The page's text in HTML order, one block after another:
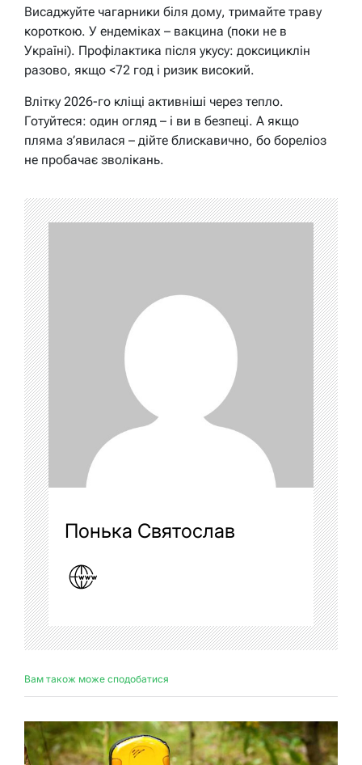
Висаджуйте чагарники біля дому, тримайте траву
короткою. У ендеміках – вакцина (поки не в
Україні). Профілактика після укусу: доксициклін
разово, якщо <72 год і ризик високий.
Влітку 2026-го кліщі активніші через тепло.
Готуйтеся: один огляд – і ви в безпеці. А якщо
пляма з’явилася – дійте блискавично, бо бореліоз
не пробачає зволікань.
Понька Святослав
Вам також може сподобатися